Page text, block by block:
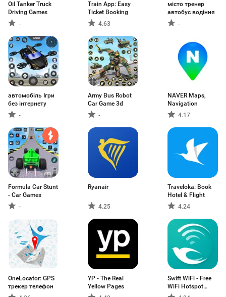
Oil Tanker Truck
Driving Games
-
Train App: Easy
Ticket Booking
4.63
місто тренер
автобус водіння
-
автомобіль Ігри
без інтернету
-
Army Bus Robot
Car Game 3d
-
NAVER Maps,
Navigation
4.17
Formula Car Stunt
- Car Games
-
Ryanair
4.25
Traveloka: Book
Hotel & Flight
4.24
OneLocator: GPS
трекер телефон
YP - The Real
Yellow Pages
Swift WiFi - Free
WiFi Hotspot
Portable